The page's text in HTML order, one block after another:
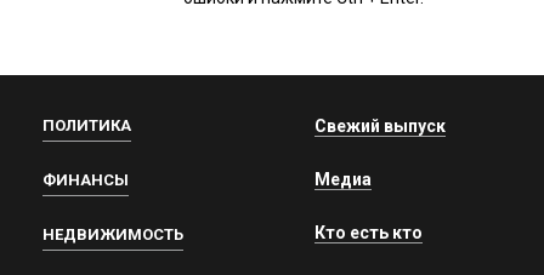
ПОЛИТИКА
ФИНАНСЫ
НЕДВИЖИМОСТЬ
Свежий выпуск
Медиа
Кто есть кто